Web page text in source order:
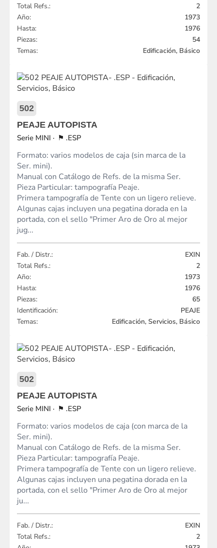
Total Refs.:
2
Año:
1973
Hasta:
1976
Piezas:
54
Temas:
Edificación, Básico
502
PEAJE AUTOPISTA
MINI
.ESP
Formato: varios modelos de caja (sin marca de la
Ser. mini).
Manual con Catálogo de Refs. de la misma Ser.
Pieza Particular: tampografía Peaje.
Primera tampografía de Tente con un ligero relieve.
Algunas cajas incluyen una pegatina dorada en la
portada, con el sello "Primer Aro de Oro al mejor
jug...
Fab. / Distr.:
EXIN
Total Refs.:
2
Año:
1973
Hasta:
1976
Piezas:
65
Identificación:
PEAJE
Temas:
Edificación, Servicios, Básico
502
PEAJE AUTOPISTA
MINI
.ESP
Formato: varios modelos de caja (con marca de la
Ser. mini).
Manual con Catálogo de Refs. de la misma Ser.
Pieza Particular: tampografía Peaje.
Primera tampografía de Tente con un ligero relieve.
Algunas cajas incluyen una pegatina dorada en la
portada, con el sello "Primer Aro de Oro al mejor
ju...
Fab. / Distr.:
EXIN
Total Refs.:
2